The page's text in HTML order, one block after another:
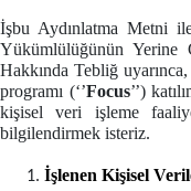
İşbu Aydınlatma Metni
Yükümlülüğünün Yerine
Hakkında Tebliğ
programı (‘’Focus’’)
kişisel veri işleme
bilgilendirmek isteriz.
İşlenen Kişisel